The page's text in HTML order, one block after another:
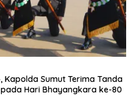
Kapolda Sumut Terima Tanda
Hari Bhayangkara ke-80